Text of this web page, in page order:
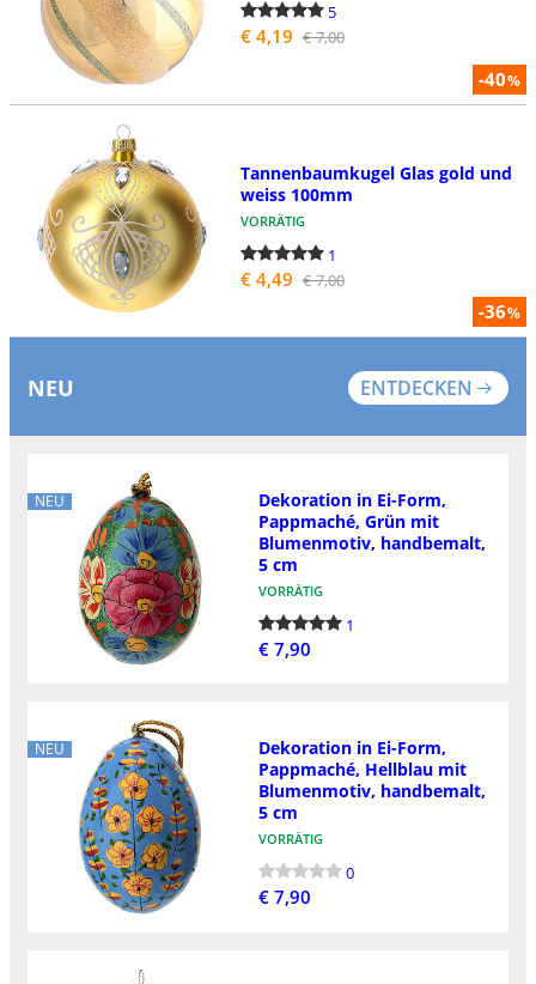
-40%
5
€ 4,19 € 7,00
-36%
Tannenbaumkugel Glas gold und
weiss 100mm
VORRÄTIG
1
€ 4,49 € 7,00
NEU ENTDECKEN
NEU
Dekoration in Ei-Form,
Pappmaché, Grün mit
Blumenmotiv, handbemalt,
5 cm
VORRÄTIG
1
€ 7,90
NEU
Dekoration in Ei-Form,
Pappmaché, Hellblau mit
Blumenmotiv, handbemalt,
5 cm
VORRÄTIG
0
€ 7,90